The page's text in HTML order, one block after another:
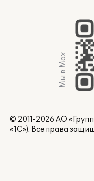
Мы в Max
© 2011-2026 АО
«1С»). Все права